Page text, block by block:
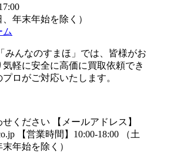
年末年始を除く）
ム
みんなのすまほ」では、皆様がお
軽に安全に高価に買取依頼でき
ロがご対応いたします。
せください
【メールアドレス】
【営業時間】10:00-18:00 （土
年始を除く）